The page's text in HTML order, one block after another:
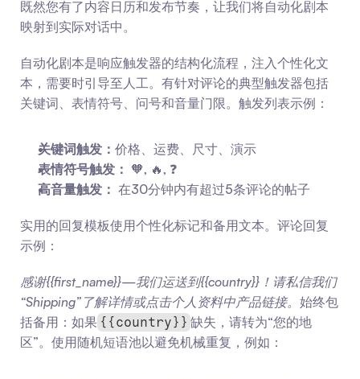
既然您有了内容日历和发布节奏，让我们将自动化剧本
映射到实际对话中。
自动化剧本是响应触发器的结构化流程，注入个性化文
本，需要时引导至人工。有针对评论的典型触发器包括
关键词、表情符号、问号和音量门限。触发列表示例：
关键词触发： 价格、运费、尺寸、演示
表情符号触发： 🧡, 🔥, ❓
高音量触发： 在30分钟内有超过5条评论的帖子
实用的回复模板使用个性化标记和备用文本。评论回复
示例：
感谢{{first_name}}—我们运送到{{country}}！请私信我们
“Shipping”了解详情或点击个人资料中产品链接。 始终包
括备用：如果 {{country}} 缺失，请转为“您的地
区”。使用随机短语池以避免机械重复，例如：